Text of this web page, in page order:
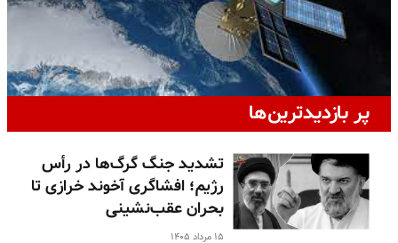
پر بازدیدترین‌ها
تشدید جنگ گرگ‌ها در رأس
رژیم؛ افشاگری آخوند خرازی تا
بحران عقب‌نشینی
۱۵ مرداد ۱۴۰۵